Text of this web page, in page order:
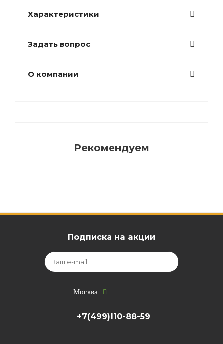
Характеристики
Задать вопрос
О компании
Рекомендуем
Подписка на акции
Москва
+7(499)110-88-59